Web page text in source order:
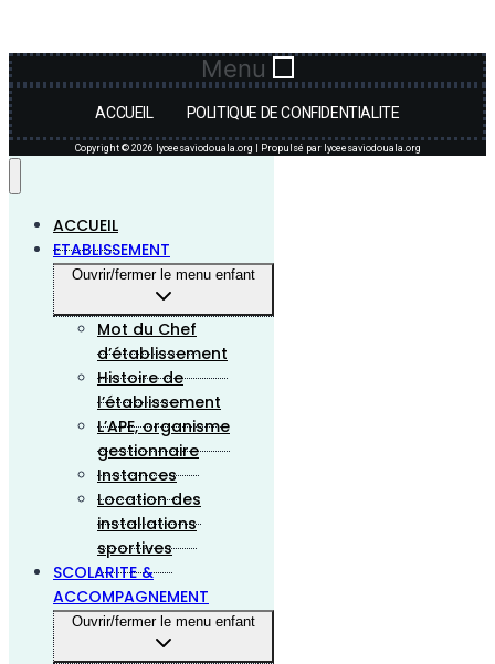
Menu
ACCUEIL POLITIQUE DE CONFIDENTIALITE
Copyright © 2026 lyceesaviodouala.org | Propulsé par lyceesaviodouala.org
ACCUEIL
ETABLISSEMENT
Ouvrir/fermer le menu enfant
Mot du Chef
d’établissement
Histoire de
l’établissement
L’APE, organisme
gestionnaire
Instances
Location des
installations
sportives
SCOLARITE &
ACCOMPAGNEMENT
Ouvrir/fermer le menu enfant